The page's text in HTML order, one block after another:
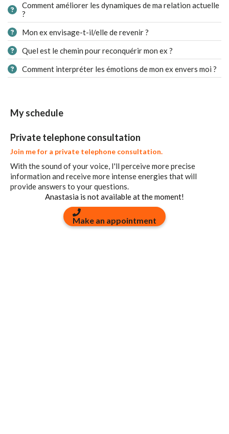
Comment améliorer les dynamiques de ma relation actuelle
?
Mon ex envisage-t-il/elle de revenir ?
Quel est le chemin pour reconquérir mon ex ?
Comment interpréter les émotions de mon ex envers moi ?
My schedule
Private telephone consultation
Join me for a private telephone consultation.
With the sound of your voice, I'll perceive more precise
information and receive more intense energies that will
provide answers to your questions.
Anastasia is not available at the moment!
Make an appointment